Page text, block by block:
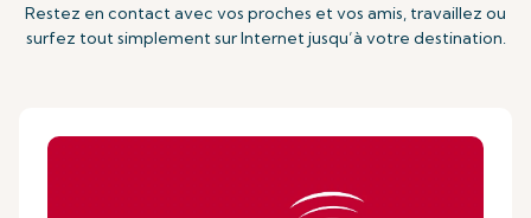
Restez en contact avec vos proches et vos amis, travaillez ou
surfez tout simplement sur Internet jusqu’à votre destination.